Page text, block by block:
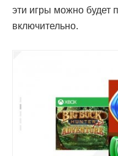
эти игры можно будет
включительно.